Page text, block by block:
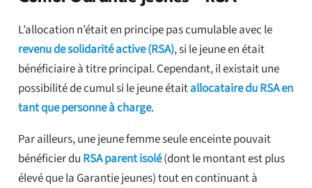
L’allocation n’était en principe pas cumulable avec le
revenu de solidarité active (RSA), si le jeune en était
bénéficiaire à titre principal. Cependant, il existait une
possibilité de cumul si le jeune étaitallocataire du RSA en
tant que personne à charge.
Par ailleurs, une jeune femme seule enceinte pouvait
bénéficier du RSA parent isolé(dont le montant est plus
élevé que la Garantie jeunes) tout en continuant à